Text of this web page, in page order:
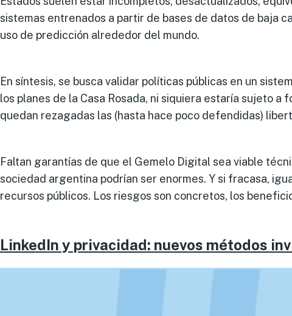
sistemas entrenados a partir de bases de datos de baja
uso de predicción alrededor del mundo.
En síntesis, se busca validar políticas públicas en un
los planes de la Casa Rosada, ni siquiera estaría sujeto
quedan rezagadas las (hasta hace poco defendidas)
Faltan garantías de que el Gemelo Digital sea viable
sociedad argentina podrían ser enormes. Y si fracasa,
recursos públicos. Los riesgos son concretos, los
LinkedIn y privacidad: nuevos métodos